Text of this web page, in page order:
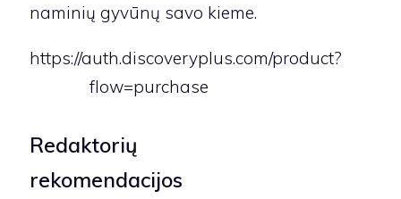
naminių gyvūnų savo kieme.
https://auth.discoveryplus.com/product?
flow=purchase
Redaktorių
rekomendacijos